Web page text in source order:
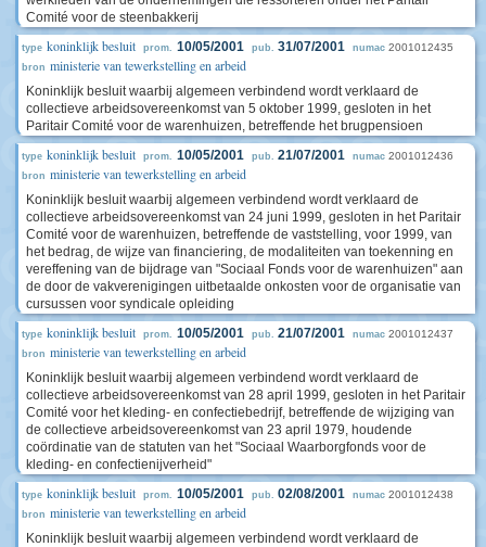
Comité voor de steenbakkerij
type koninklijk besluit prom. 10/05/2001 pub. 31/07/2001 numac 2001012435
bron ministerie van tewerkstelling en arbeid
Koninklijk besluit waarbij algemeen verbindend wordt verklaard de
collectieve arbeidsovereenkomst van 5 oktober 1999, gesloten in het
Paritair Comité voor de warenhuizen, betreffende het brugpensioen
type koninklijk besluit prom. 10/05/2001 pub. 21/07/2001 numac 2001012436
bron ministerie van tewerkstelling en arbeid
Koninklijk besluit waarbij algemeen verbindend wordt verklaard de
collectieve arbeidsovereenkomst van 24 juni 1999, gesloten in het Paritair
Comité voor de warenhuizen, betreffende de vaststelling, voor 1999, van
het bedrag, de wijze van financiering, de modaliteiten van toekenning en
vereffening van de bijdrage van "Sociaal Fonds voor de warenhuizen" aan
de door de vakverenigingen uitbetaalde onkosten voor de organisatie van
cursussen voor syndicale opleiding
type koninklijk besluit prom. 10/05/2001 pub. 21/07/2001 numac 2001012437
bron ministerie van tewerkstelling en arbeid
Koninklijk besluit waarbij algemeen verbindend wordt verklaard de
collectieve arbeidsovereenkomst van 28 april 1999, gesloten in het Paritair
Comité voor het kleding- en confectiebedrijf, betreffende de wijziging van
de collectieve arbeidsovereenkomst van 23 april 1979, houdende
coördinatie van de statuten van het "Sociaal Waarborgfonds voor de
kleding- en confectienijverheid"
type koninklijk besluit prom. 10/05/2001 pub. 02/08/2001 numac 2001012438
bron ministerie van tewerkstelling en arbeid
Koninklijk besluit waarbij algemeen verbindend wordt verklaard de